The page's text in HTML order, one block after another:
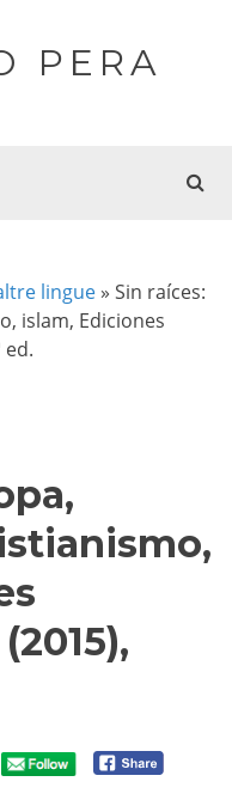
PERA
lingue » Sin raíces:
islam, Ediciones
ed.